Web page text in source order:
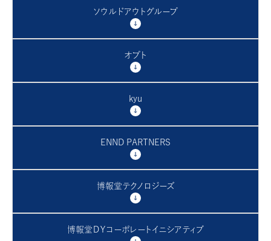
ソウルドアウトグループ
オプト
kyu
ENND PARTNERS
博報堂テクノロジーズ
博報堂ＤＹコーポレートイニシアティブ